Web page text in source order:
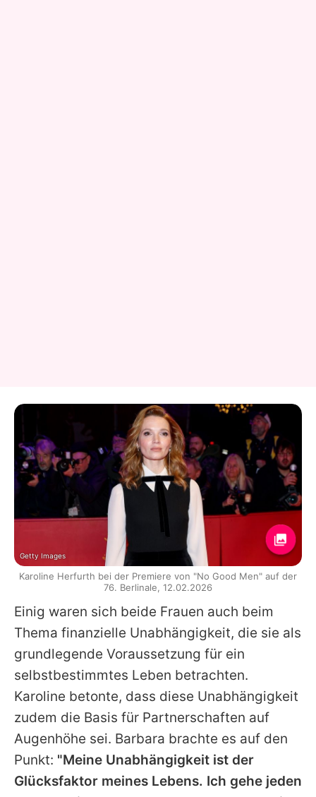
Einig waren sich beide Frauen auch beim
Thema finanzielle Unabhängigkeit, die sie als
grundlegende Voraussetzung für ein
selbstbestimmtes Leben betrachten.
Karoline betonte, dass diese Unabhängigkeit
zudem die Basis für Partnerschaften auf
Augenhöhe sei. Barbara brachte es auf den
Punkt: "Meine Unabhängigkeit ist der
Glücksfaktor meines Lebens. Ich gehe jeden
Getty Images
Karoline Herfurth bei der Premiere von "No Good Men" auf der
76. Berlinale, 12.02.2026